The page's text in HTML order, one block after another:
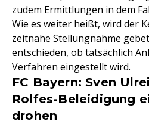
zudem Ermittlungen in dem
Wie es weiter heißt, wird der
zeitnahe Stellungnahme
entschieden, ob tatsächlich
Verfahren eingestellt wird.
FC Bayern: Sven
Rolfes-Beleidigung
drohen